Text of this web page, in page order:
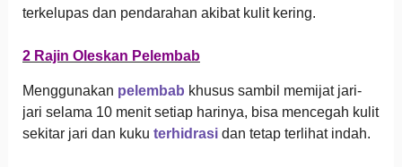
terkelupas dan pendarahan akibat kulit kering.
2 Rajin Oleskan Pelembab
Menggunakan pelembab khusus sambil memijat jari-
jari selama 10 menit setiap harinya, bisa mencegah kulit
sekitar jari dan kuku terhidrasidan tetap terlihat indah.